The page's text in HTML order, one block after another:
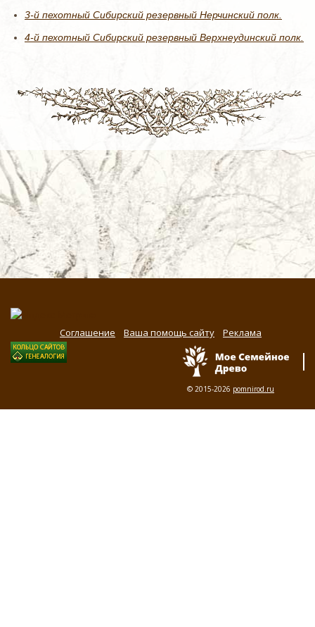
3-й пехотный Сибирский резервный Нерчинский полк.
4-й пехотный Сибирский резервный Верхнеудинский полк.
Соглашение Ваша помощь сайту Реклама
© 2015-2026 pomnirod.ru